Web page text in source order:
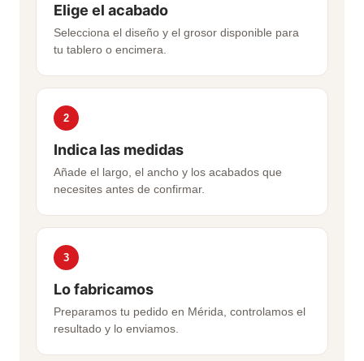
Elige el acabado
Selecciona el diseño y el grosor disponible para
tu tablero o encimera.
2
Indica las medidas
Añade el largo, el ancho y los acabados que
necesites antes de confirmar.
3
Lo fabricamos
Preparamos tu pedido en Mérida, controlamos el
resultado y lo enviamos.